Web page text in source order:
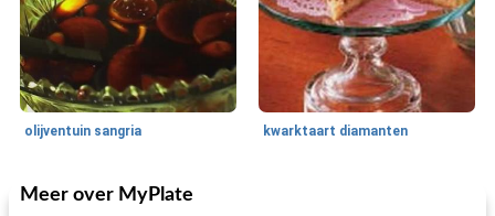
olijventuin sangria kwarktaart diamanten
65
Feestdagen en evenementen
Meer over MyPlate